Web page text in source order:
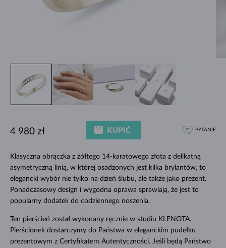
Klasyczna obrączka z żółtego 14-karatowego złota z delikatną
asymetryczną linią, w której osadzonych jest kilka brylantów, to
elegancki wybór nie tylko na dzień ślubu, ale także jako prezent.
Ponadczasowy design i wygodna oprawa sprawiają, że jest to
popularny dodatek do codziennego noszenia.
Ten pierścień został wykonany ręcznie w studiu KLENOTA.
Pierścionek dostarczymy do Państwa w eleganckim pudełku
prezentowym z Certyfikatem Autentyczności. Jeśli będą Państwo
4 980 zł KUPIĆ PYTANIE